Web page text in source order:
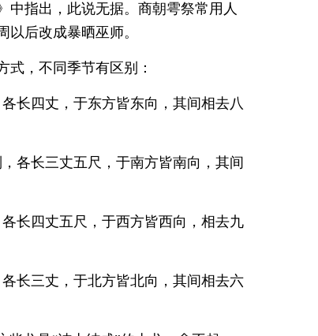
中指出，此说无据。商朝雩祭常用人
后改成暴晒巫师。
，不同季节有区别：
长四丈，于东方皆东向，其间相去八
各长三丈五尺，于南方皆南向，其间
长四丈五尺，于西方皆西向，相去九
长三丈，于北方皆北向，其间相去六